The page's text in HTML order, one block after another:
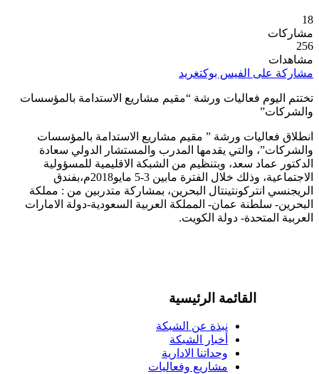
18
مشاركات
256
مشاهدات
مشاركة على الفيس بوكتغريد
تختتم اليوم فعاليات ورشة “مقيم مشاريع الاستدامة بالمؤسسات
والشركات”
انطلاق فعاليات ورشة ” مقيم مشاريع الاستدامة بالمؤسسات
والشركات”، والتي يقدمها المدرب والمستشار الدولي سعادة
الدكتور عماد سعد، وبتنظيم من الشبكة الاقليمية للمسؤولية
الاجتماعية، وذلك خلال الفترة مابين 3-5 مايو2018م،بفندق
الريجنسي انتركونتينتال البحرين، بمشاركة متدربين من : مملكة
البحرين- سلطنة عمان- المملكة العربية السعودية-دولة الامارات
العربية المتحدة- دولة الكويت.
القائمة الرئيسية
نبذة عن الشبكة
أخبار الشبكة
وحداتنا الادارية
مشاريع وفعاليات